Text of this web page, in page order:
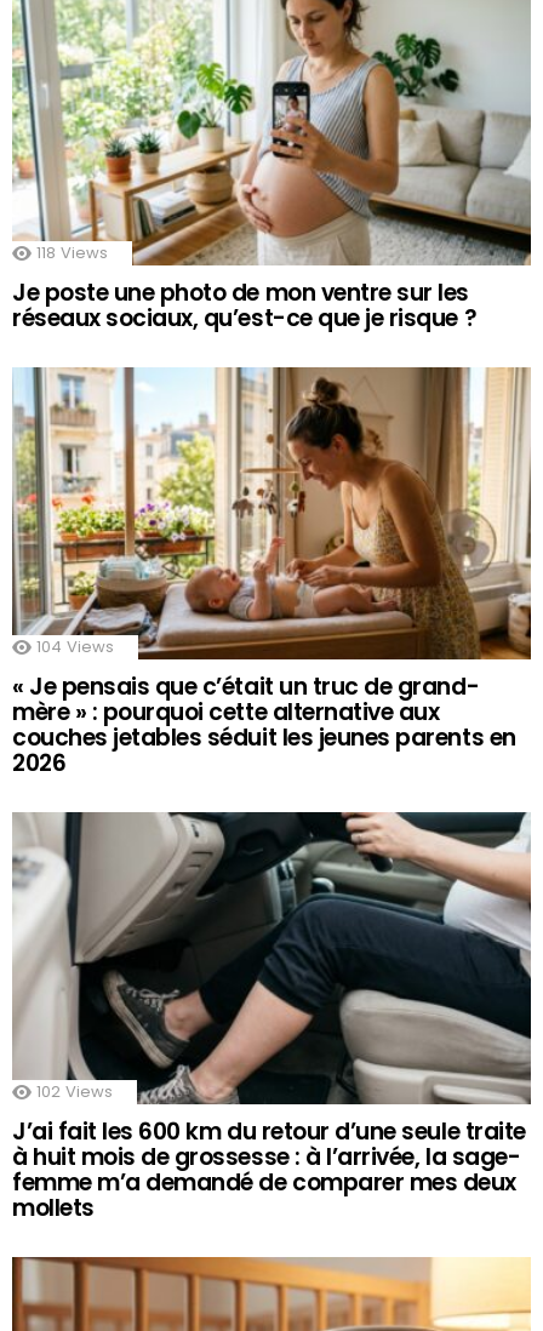
118 Views
Je poste une photo de mon ventre sur les
réseaux sociaux, qu’est-ce que je risque ?
104 Views
« Je pensais que c’était un truc de grand-
mère » : pourquoi cette alternative aux
couches jetables séduit les jeunes parents en
2026
102 Views
J’ai fait les 600 km du retour d’une seule traite
à huit mois de grossesse : à l’arrivée, la sage-
femme m’a demandé de comparer mes deux
mollets